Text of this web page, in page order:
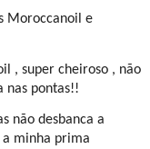
Moroccanoil e
, super cheiroso , não
nas pontas!!
não desbanca a
a minha prima